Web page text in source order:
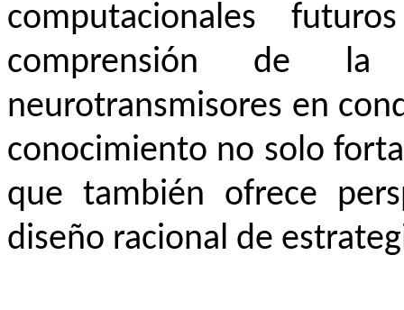
computacionales
comprensión de la
neurotransmisores en
conocimiento no solo
que también ofrece
diseño racional de